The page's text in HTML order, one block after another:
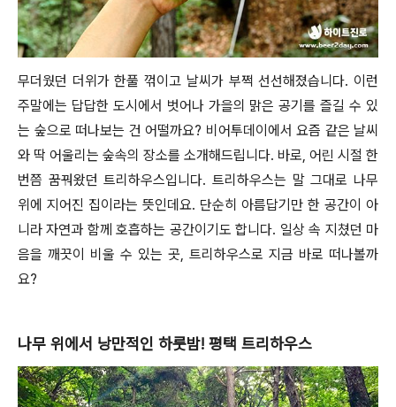
무더웠던 더위가 한풀 꺾이고 날씨가 부쩍 선선해졌습니다. 이런
주말에는 답답한 도시에서 벗어나 가을의 맑은 공기를 즐길 수 있
는 숲으로 떠나보는 건 어떨까요? 비어투데이에서 요즘 같은 날씨
와 딱 어울리는 숲속의 장소를 소개해드립니다. 바로, 어린 시절 한
번쯤 꿈꿔왔던 트리하우스입니다. 트리하우스는 말 그대로 나무
위에 지어진 집이라는 뜻인데요. 단순히 아름답기만 한 공간이 아
니라 자연과 함께 호흡하는 공간이기도 합니다. 일상 속 지쳤던 마
음을 깨끗이 비울 수 있는 곳, 트리하우스로 지금 바로 떠나볼까
요?
나무 위에서 낭만적인 하룻밤! 평택 트리하우스